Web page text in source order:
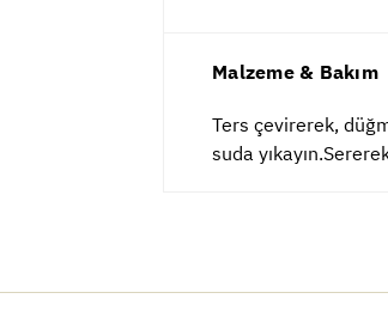
Malzeme & Bakım
Ters çevirerek,
suda